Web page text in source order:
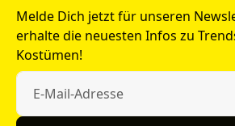
Melde Dich jetzt für unseren
erhalte die neuesten Infos zu
Kostümen!